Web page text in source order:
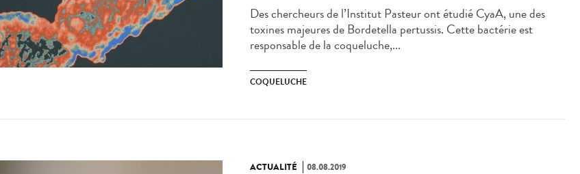
Des chercheurs de l’Institut Pasteur ont étudié CyaA, une des
toxines majeures de Bordetella pertussis. Cette bactérie est
responsable de la coqueluche,...
COQUELUCHE
ACTUALITÉ 08.08.2019